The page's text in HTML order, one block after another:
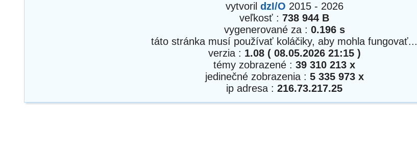
vytvoril dzI/O 2015 - 2026
veľkosť : 738 944 B
vygenerované za : 0.196 s
táto stránka musí používať koláčiky, aby mohla fungovať...
verzia : 1.08 ( 08.05.2026 21:15 )
témy zobrazené : 39 310 213 x
jedinečné zobrazenia : 5 335 973 x
ip adresa : 216.73.217.25